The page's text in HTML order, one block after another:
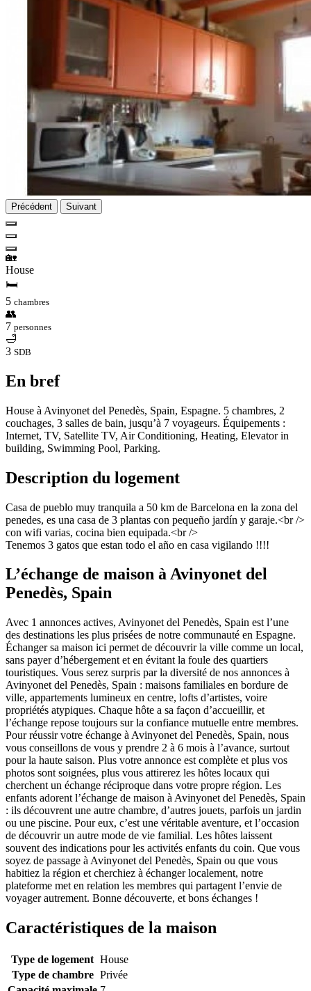
Précédent Suivant
🏡
House
🛏
5 chambres
👥
7 personnes
🛁
3 SDB
En bref
House à Avinyonet del Penedès, Spain, Espagne. 5 chambres, 2
couchages, 3 salles de bain, jusqu’à 7 voyageurs. Équipements :
Internet, TV, Satellite TV, Air Conditioning, Heating, Elevator in
building, Swimming Pool, Parking.
Description du logement
Casa de pueblo muy tranquila a 50 km de Barcelona en la zona del
penedes, es una casa de 3 plantas con pequeño jardín y garaje.<br />
con wifi varias, cocina bien equipada.<br />
Tenemos 3 gatos que estan todo el año en casa vigilando !!!!
L’échange de maison à Avinyonet del
Penedès, Spain
Avec 1 annonces actives, Avinyonet del Penedès, Spain est l’une
des destinations les plus prisées de notre communauté en Espagne.
Échanger sa maison ici permet de découvrir la ville comme un local,
sans payer d’hébergement et en évitant la foule des quartiers
touristiques. Vous serez surpris par la diversité de nos annonces à
Avinyonet del Penedès, Spain : maisons familiales en bordure de
ville, appartements lumineux en centre, lofts d’artistes, voire
propriétés atypiques. Chaque hôte a sa façon d’accueillir, et
l’échange repose toujours sur la confiance mutuelle entre membres.
Pour réussir votre échange à Avinyonet del Penedès, Spain, nous
vous conseillons de vous y prendre 2 à 6 mois à l’avance, surtout
pour la haute saison. Plus votre annonce est complète et plus vos
photos sont soignées, plus vous attirerez les hôtes locaux qui
cherchent un échange réciproque dans votre propre région. Les
enfants adorent l’échange de maison à Avinyonet del Penedès, Spain
: ils découvrent une autre chambre, d’autres jouets, parfois un jardin
ou une piscine. Pour eux, c’est une véritable aventure, et l’occasion
de découvrir un autre mode de vie familial. Les hôtes laissent
souvent des indications pour les activités enfants du coin. Que vous
soyez de passage à Avinyonet del Penedès, Spain ou que vous
habitiez la région et cherchiez à échanger localement, notre
plateforme met en relation les membres qui partagent l’envie de
voyager autrement. Bonne découverte, et bons échanges !
Caractéristiques de la maison
Type de logement House
Type de chambre Privée